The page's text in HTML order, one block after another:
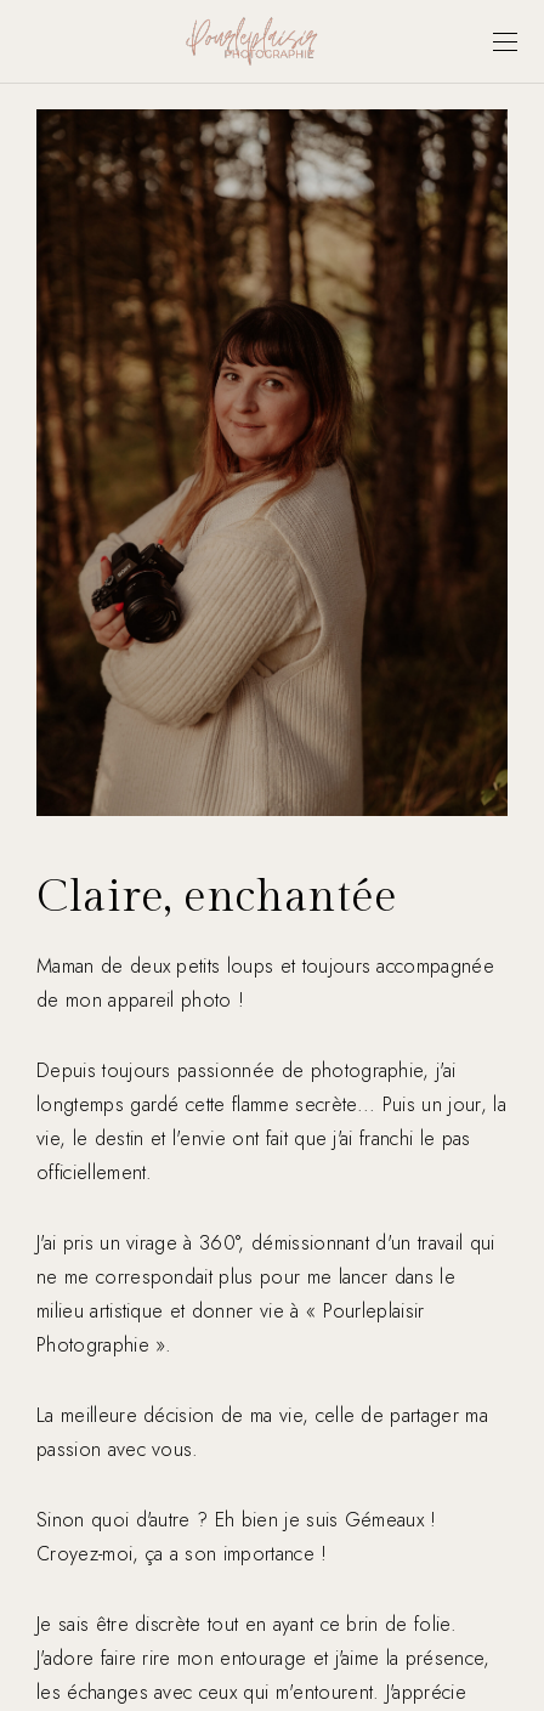
Claire, enchantée
Maman de deux petits loups et toujours accompagnée
de mon appareil photo !
Depuis toujours passionnée de photographie, j'ai
longtemps gardé cette flamme secrète... Puis un jour, la
vie, le destin et l'envie ont fait que j'ai franchi le pas
officiellement.
J'ai pris un virage à 360°, démissionnant d'un travail qui
ne me correspondait plus pour me lancer dans le
milieu artistique et donner vie à « Pourleplaisir
Photographie ».
La meilleure décision de ma vie, celle de partager ma
passion avec vous.
Sinon quoi d'autre ? Eh bien je suis Gémeaux !
Croyez-moi, ça a son importance !
Je sais être discrète tout en ayant ce brin de folie.
J'adore faire rire mon entourage et j'aime la présence,
les échanges avec ceux qui m'entourent. J'apprécie